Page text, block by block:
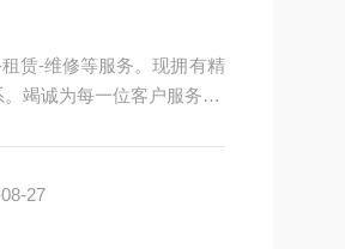
赁-维修等服务。现拥有精
竭诚为每一位客户服务！
27